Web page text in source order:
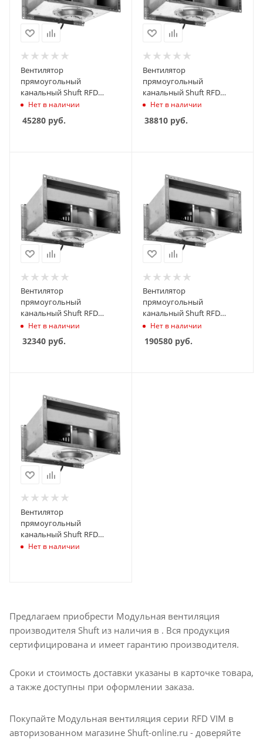
Вентилятор
прямоугольный
канальный Shuft RFD
500х300-4 VIM
Нет в наличии
45280 руб.
Вентилятор
прямоугольный
канальный Shuft RFD
500х250-4 VIM
Нет в наличии
38810руб.
Вентилятор
прямоугольный
канальный Shuft RFD
400х200-4 VIM
Нет в наличии
32340 руб.
Вентилятор
прямоугольный
канальный Shuft RFD
1000х500-4M VIM
Нет в наличии
190580руб.
Вентилятор
прямоугольный
канальный Shuft RFD
1000х500-4 VIM
Нет в наличии
Предлагаем приобрести Модульная вентиляция
производителя Shuft из наличия в . Вся продукция
сертифицирована и имеет гарантию производителя.
Сроки и стоимость доставки указаны в карточке товара,
а также доступны при оформлении заказа.
Покупайте Модульная вентиляция серии RFD VIM в
авторизованном магазине Shuft-online.ru - доверяйте